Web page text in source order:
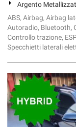
Argento
ABS, Airbag, Airbag
Autoradio, Bluetooth,
Controllo trazione,
Specchietti laterali